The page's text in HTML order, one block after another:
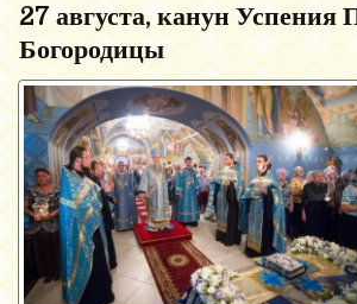
27 августа, канун Успения
Богородицы